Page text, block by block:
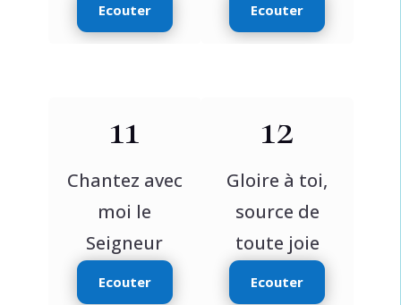
Ecouter Ecouter
11
Chantez avec
moi le
Seigneur
Ecouter
12
Gloire à toi,
source de
toute joie
Ecouter